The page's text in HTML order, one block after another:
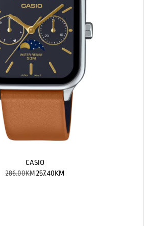
CASIO
286.00KM 257.40KM